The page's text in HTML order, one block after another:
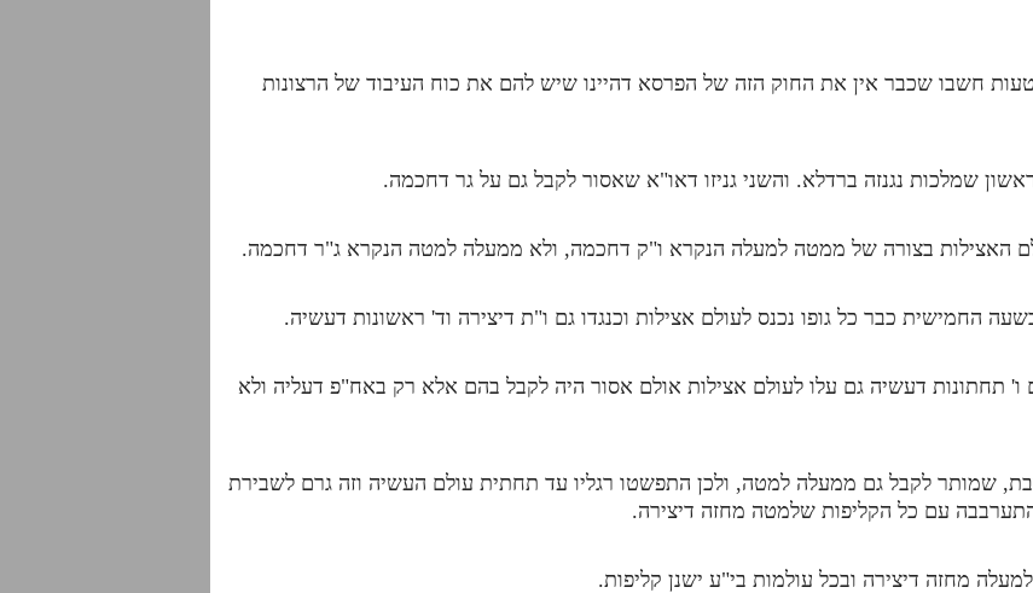
חשבו שכבר אין את החוק הזה של הפרסא דהיינו שיש להם את כוח העיבוד של הרצונות
שמלכות נגנזה ברדלא. והשני גניזו דאו"א שאסור לקבל גם על גר דחכמה.
האצילות בצורה של ממטה למעלה הנקרא ו"ק דחכמה, ולא ממעלה למטה הנקרא ג"ר דחכמה.
החמישית כבר כל גופו נכנס לעולם אצילות וכנגדו גם ו"ת דיצירה וד' ראשונות דעשיה.
תחתונות דעשיה גם עלו לעולם אצילות אולם אסור היה לקבל בהם אלא רק באח"פ דעליה ולא
שמותר לקבל גם ממעלה למטה, ולכן התפשטו רגליו עד תחתית עולם העשיה וזה גרם לשבירת
עם כל הקליפות שלמטה מחזה דיצירה.
מחזה דיצירה ובכל עולמות בי"ע ישנן קליפות.